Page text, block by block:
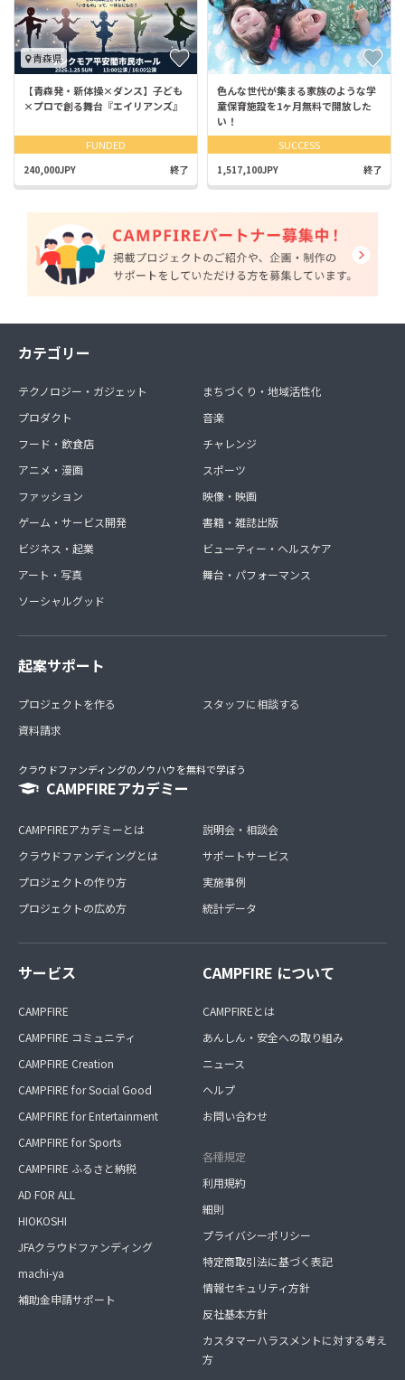
青森県
【青森発・新体操×ダンス】子ども
×プロで創る舞台『エイリアンズ』
FUNDED
240,000JPY 終了
色んな世代が集まる家族のような学
童保育施設を1ヶ月無料で開放した
い！
SUCCESS
1,517,100JPY 終了
カテゴリー
テクノロジー・ガジェット
プロダクト
フード・飲食店
アニメ・漫画
ファッション
ゲーム・サービス開発
ビジネス・起業
アート・写真
ソーシャルグッド
まちづくり・地域活性化
音楽
チャレンジ
スポーツ
映像・映画
書籍・雑誌出版
ビューティー・ヘルスケア
舞台・パフォーマンス
起案サポート
プロジェクトを作る
資料請求
スタッフに相談する
クラウドファンディングのノウハウを無料で学ぼう
CAMPFIREアカデミー
CAMPFIREアカデミーとは
クラウドファンディングとは
プロジェクトの作り方
プロジェクトの広め方
説明会・相談会
サポートサービス
実施事例
統計データ
サービス
CAMPFIRE
CAMPFIRE コミュニティ
CAMPFIRE Creation
CAMPFIRE for Social Good
CAMPFIRE for Entertainment
CAMPFIRE for Sports
CAMPFIRE ふるさと納税
AD FOR ALL
HIOKOSHI
JFAクラウドファンディング
machi-ya
補助金申請サポート
CAMPFIRE について
CAMPFIREとは
あんしん・安全への取り組み
ニュース
ヘルプ
お問い合わせ
各種規定
利用規約
細則
プライバシーポリシー
特定商取引法に基づく表記
情報セキュリティ方針
反社基本方針
カスタマーハラスメントに対する考え
方